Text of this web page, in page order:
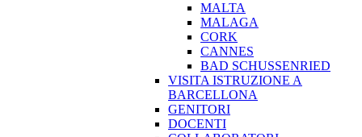
MALTA
MALAGA
CORK
CANNES
BAD SCHUSSENRIED
VISITA ISTRUZIONE A
BARCELLONA
GENITORI
DOCENTI